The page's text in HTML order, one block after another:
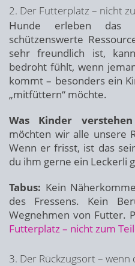
2. Der Futterplatz – nicht
Hunde erleben das
schützenswerte
sehr freundlich ist,
bedroht fühlt, wenn
kommt – besonders ein
„mitfüttern“ möchte.
Was Kinder
möchten wir alle unsere
Wenn er frisst, ist das
du ihm gerne ein Leckerli
Tabus: Kein
des Fressens. Kein
Wegnehmen von Futter.
Futterplatz – nicht zum
3. Der Rückzugsort – wenn